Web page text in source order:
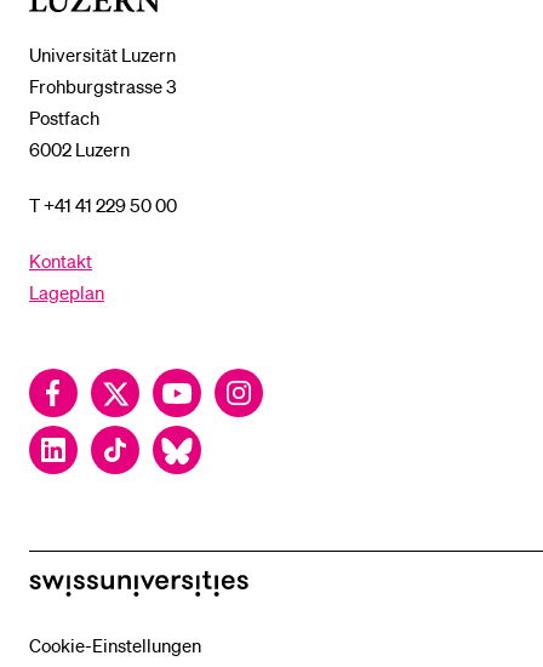
Universität Luzern
Frohburgstrasse 3
Postfach
6002 Luzern
T +41 41 229 50 00
Kontakt
Lageplan
FacebookTwitter YouTubeInstagram
LinkedInTikTok Bluesky
swissuniversities
Cookie-Einstellungen